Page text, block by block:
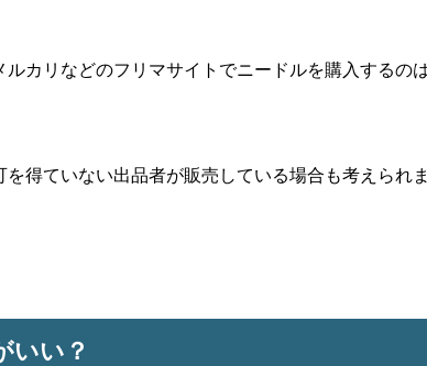
カリなどのフリマサイトでニードルを購入するの
得ていない出品者が販売している場合も考えられ
いい？